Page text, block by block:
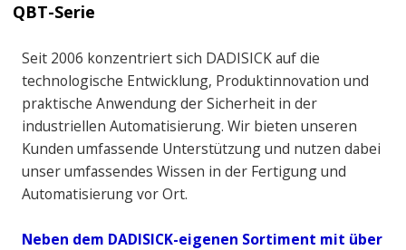
QBT-Serie
Seit 2006 konzentriert sich DADISICK auf die
technologische Entwicklung, Produktinnovation und
praktische Anwendung der Sicherheit in der
industriellen Automatisierung. Wir bieten unseren
Kunden umfassende Unterstützung und nutzen dabei
unser umfassendes Wissen in der Fertigung und
Automatisierung vor Ort.
Neben dem DADISICK-eigenen Sortiment mit über